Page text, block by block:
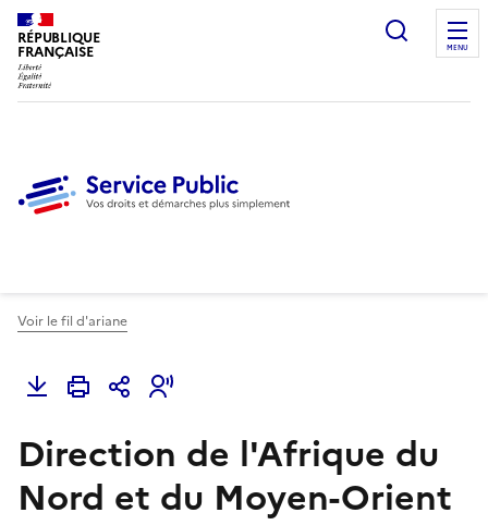
RÉPUBLIQUE
FRANÇAISE
Ouvrir
MENU
Voir le fil d'ariane
Direction de l'Afrique du
Nord et du Moyen-Orient